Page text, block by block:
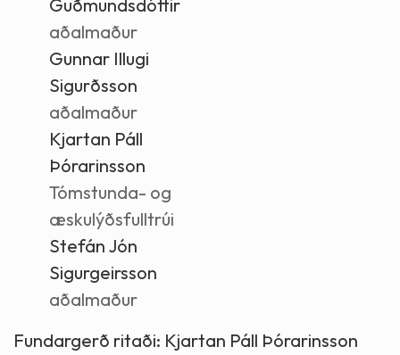
Guðmundsdóttir
aðalmaður
Gunnar Illugi
Sigurðsson
aðalmaður
Kjartan Páll
Þórarinsson
Tómstunda- og
æskulýðsfulltrúi
Stefán Jón
Sigurgeirsson
aðalmaður
Fundargerð ritaði: Kjartan Páll Þórarinsson